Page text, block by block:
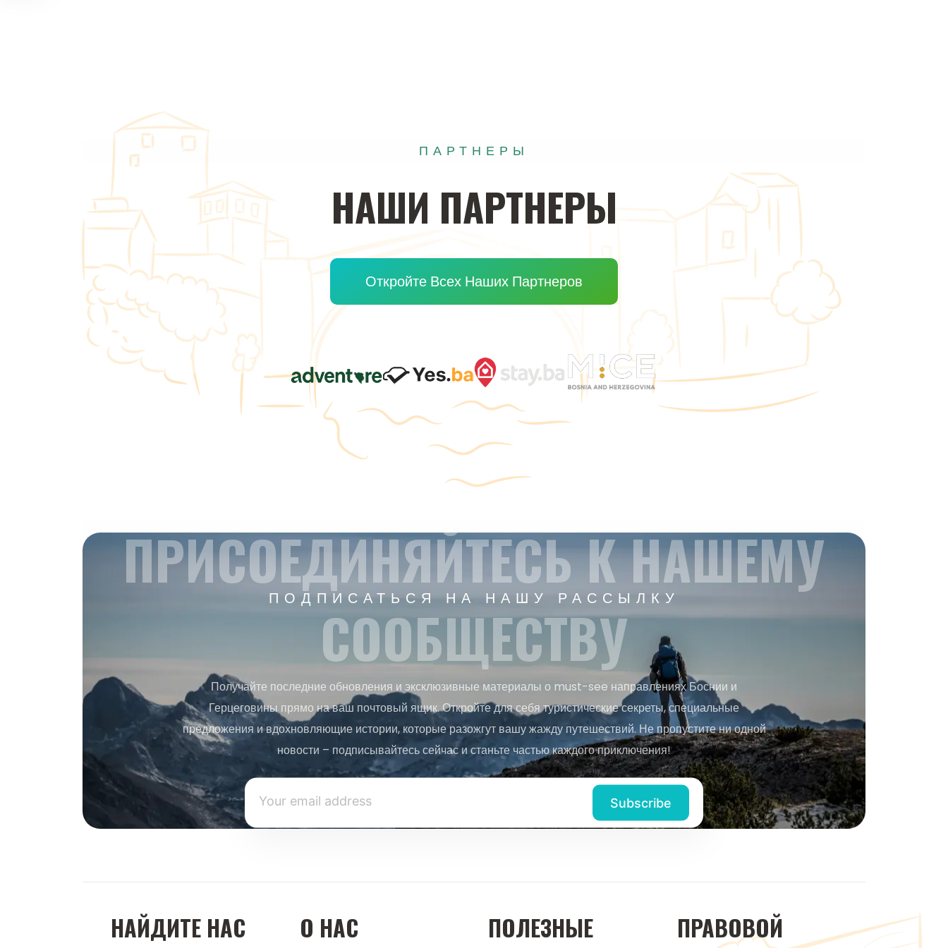
ПАРТНЕРЫ
НАШИ ПАРТНЕРЫ
Откройте Всех Наших Партнеров
ПОДПИСАТЬСЯ НА НАШУ РАССЫЛКУ
ПРИСОЕДИНЯЙТЕСЬ К НАШЕМУ
СООБЩЕСТВУ
Получайте последние обновления и эксклюзивные материалы о must-see направлениях Боснии и
Герцеговины прямо на ваш почтовый ящик. Откройте для себя туристические секреты, специальные
предложения и вдохновляющие истории, которые разожгут вашу жажду путешествий. Не пропустите ни одной
новости – подписывайтесь сейчас и станьте частью каждого приключения!
НАЙДИТЕ НАС О НАС
ПОЛЕЗНЫЕ
ПРАВОВОЙ